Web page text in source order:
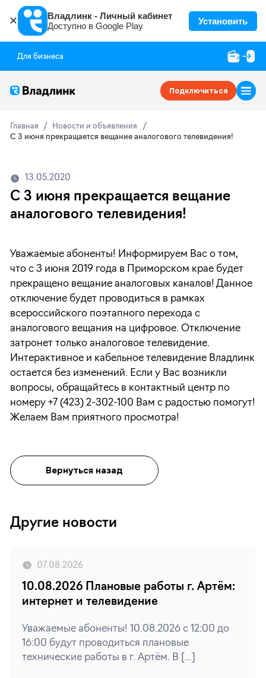
✕
Владлинк - Личный кабинет
Доступно в Google Play
Установить
Для бизнеса
Подключиться
Главная
Новости и объявления
С 3 июня прекращается вещание аналогового телевидения!
13.05.2020
С 3 июня прекращается вещание
аналогового телевидения!
Уважаемые абоненты! Информируем Вас о том,
что с 3 июня 2019 года в Приморском крае будет
прекращено вещание аналоговых каналов! Данное
отключение будет проводиться в рамках
всероссийского поэтапного перехода с
аналогового вещания на цифровое. Отключение
затронет только аналоговое телевидение.
Интерактивное и кабельное телевидение Владлинк
остается без изменений. Если у Вас возникли
вопросы, обращайтесь в контактный центр по
номеру +7 (423) 2-302-100 Вам с радостью помогут!
Желаем Вам приятного просмотра!
Вернуться назад
Другие новости
07.08.2026
10.08.2026 Плановые работы г. Артём:
интернет и телевидение
Уважаемые абоненты! 10.08.2026 с 12:00 до
16:00 будут проводиться плановые
технические работы в г. Артём. В […]